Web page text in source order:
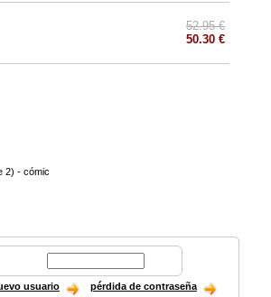
52.95 €
50.30 €
2) - cómic
usuario pérdida de contraseña